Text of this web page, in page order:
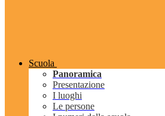
Scuola
Panoramica
Presentazione
I luoghi
Le persone